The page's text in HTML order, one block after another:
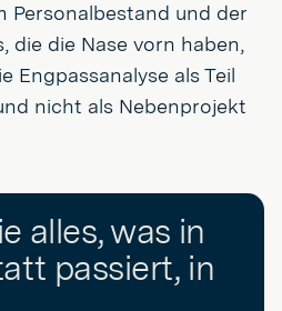
Personalbestand und der
die die Nase vorn haben,
Engpassanalyse als Teil
nicht als Nebenprojekt
alles, was in
passiert, in